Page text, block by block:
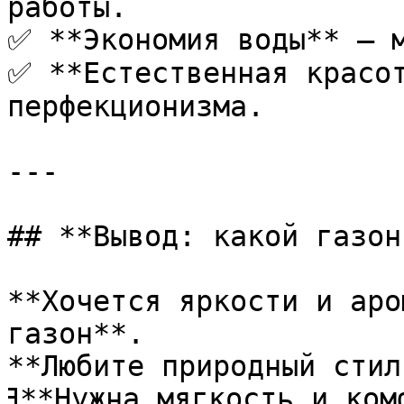
работы.
✅ **Экономия воды**
✅ **Естественная
перфекционизма.
---
## **Вывод: какой
**Хочется яркости и
газон**.
**Любите природный